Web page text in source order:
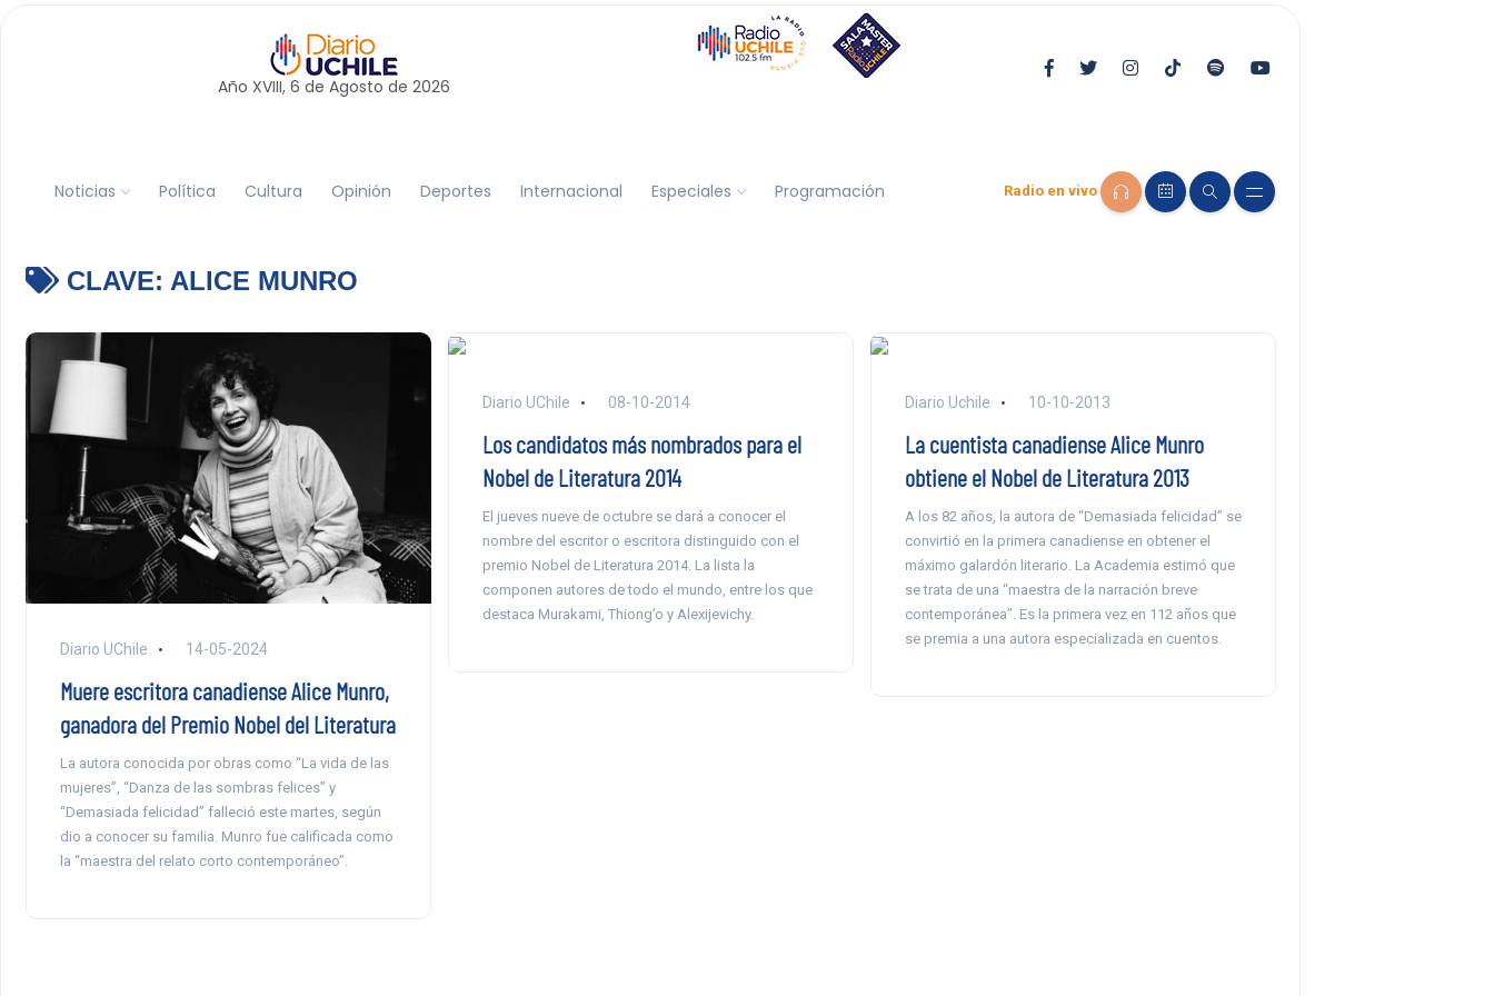
Año XVIII, 6 de Agosto de 2026
Noticias Política Cultura Opinión Deportes Internacional Especiales Programación Radio en vivo
CLAVE: ALICE MUNRO
Diario UChile 14-05-2024
Muere escritora canadiense Alice Munro,
ganadora del Premio Nobel del Literatura
La autora conocida por obras como “La vida de las
mujeres”, “Danza de las sombras felices” y
“Demasiada felicidad” falleció este martes, según
dio a conocer su familia. Munro fue calificada como
la “maestra del relato corto contemporáneo”.
Diario UChile 08-10-2014
Los candidatos más nombrados para el
Nobel de Literatura 2014
El jueves nueve de octubre se dará a conocer el
nombre del escritor o escritora distinguido con el
premio Nobel de Literatura 2014. La lista la
componen autores de todo el mundo, entre los que
destaca Murakami, Thiong’o y Alexijevichy.
Diario Uchile 10-10-2013
La cuentista canadiense Alice Munro
obtiene el Nobel de Literatura 2013
A los 82 años, la autora de “Demasiada felicidad” se
convirtió en la primera canadiense en obtener el
máximo galardón literario. La Academia estimó que
se trata de una “maestra de la narración breve
contemporánea”. Es la primera vez en 112 años que
se premia a una autora especializada en cuentos.